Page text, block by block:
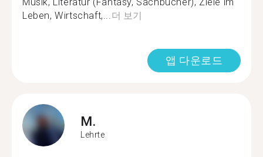
Leben, Wirtschaft,...더 보기
앱 다운로드
M.
Lehrte